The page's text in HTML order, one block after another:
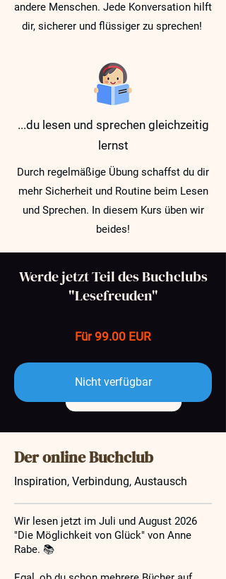
andere Menschen. Jede Konversation hilft
dir, sicherer und flüssiger zu sprechen!
...du lesen und sprechen gleichzeitig
lernst
Durch regelmäßige Übung schaffst du dir
mehr Sicherheit und Routine beim Lesen
und Sprechen. In diesem Kurs üben wir
beides!
Werde jetzt Teil des Buchclubs
"Lesefreuden"
Für 99.00 EUR
Nicht verfügbar
Der online Buchclub
Inspiration, Verbindung, Austausch
Wir lesen jetzt im Juli und August 2026
"Die Möglichkeit von Glück" von Anne
Rabe. 📚